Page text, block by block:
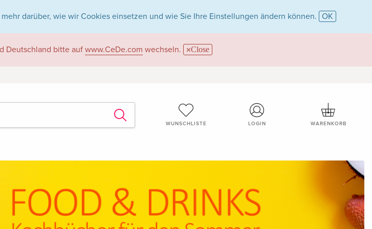
mehr darüber, wie wir Cookies einsetzen und wie Sie Ihre Einstellungen ändern können. OK
Deutschland bitte auf www.CeDe.com wechseln. Close
WUNSCHLISTE LOGIN WARENKORB